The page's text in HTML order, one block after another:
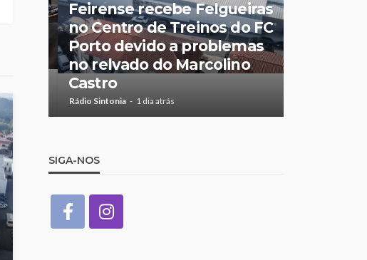
Feirense recebe Felgueiras
no Centro de Treinos do FC
Porto devido a problemas
no relvado do Marcolino
Castro
Rádio Sintonia 1 dia atrás
SIGA-NOS